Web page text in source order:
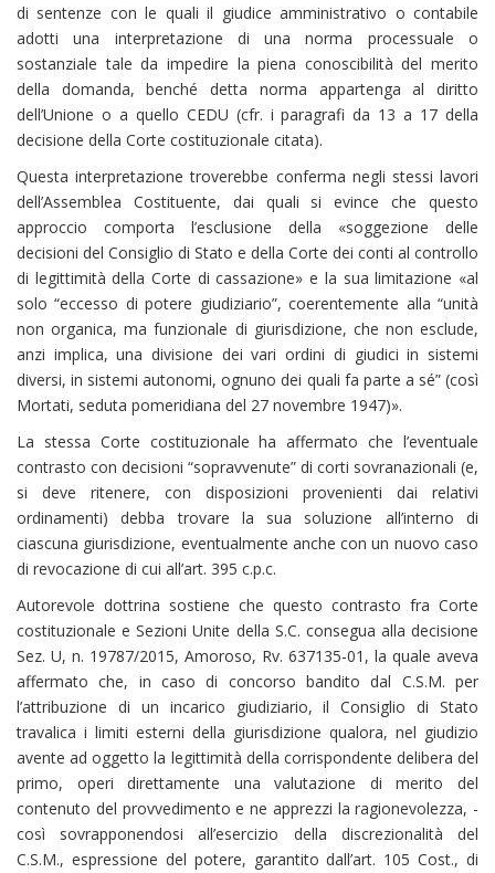
di sentenze con le quali il giudice amministrativo o contabile
adotti una interpretazione di una norma processuale o
sostanziale tale da impedire la piena conoscibilità del merito
della domanda, benché detta norma appartenga al diritto
dell’Unione o a quello CEDU (cfr. i paragrafi da 13 a 17 della
decisione della Corte costituzionale citata).
Questa interpretazione troverebbe conferma negli stessi lavori
dell’Assemblea Costituente, dai quali si evince che questo
approccio comporta l’esclusione della «soggezione delle
decisioni del Consiglio di Stato e della Corte dei conti al controllo
di legittimità della Corte di cassazione» e la sua limitazione «al
solo “eccesso di potere giudiziario”, coerentemente alla “unità
non organica, ma funzionale di giurisdizione, che non esclude,
anzi implica, una divisione dei vari ordini di giudici in sistemi
diversi, in sistemi autonomi, ognuno dei quali fa parte a sé” (così
Mortati, seduta pomeridiana del 27 novembre 1947)».
La stessa Corte costituzionale ha affermato che l’eventuale
contrasto con decisioni “sopravvenute” di corti sovranazionali (e,
si deve ritenere, con disposizioni provenienti dai relativi
ordinamenti) debba trovare la sua soluzione all’interno di
ciascuna giurisdizione, eventualmente anche con un nuovo caso
di revocazione di cui all’art. 395 c.p.c.
Autorevole dottrina sostiene che questo contrasto fra Corte
costituzionale e Sezioni Unite della S.C. consegua alla decisione
Sez. U, n. 19787/2015, Amoroso, Rv. 637135-01, la quale aveva
affermato che, in caso di concorso bandito dal C.S.M. per
l’attribuzione di un incarico giudiziario, il Consiglio di Stato
travalica i limiti esterni della giurisdizione qualora, nel giudizio
avente ad oggetto la legittimità della corrispondente delibera del
primo, operi direttamente una valutazione di merito del
contenuto del provvedimento e ne apprezzi la ragionevolezza, -
così sovrapponendosi all’esercizio della discrezionalità del
C.S.M., espressione del potere, garantito dall’art. 105 Cost., di